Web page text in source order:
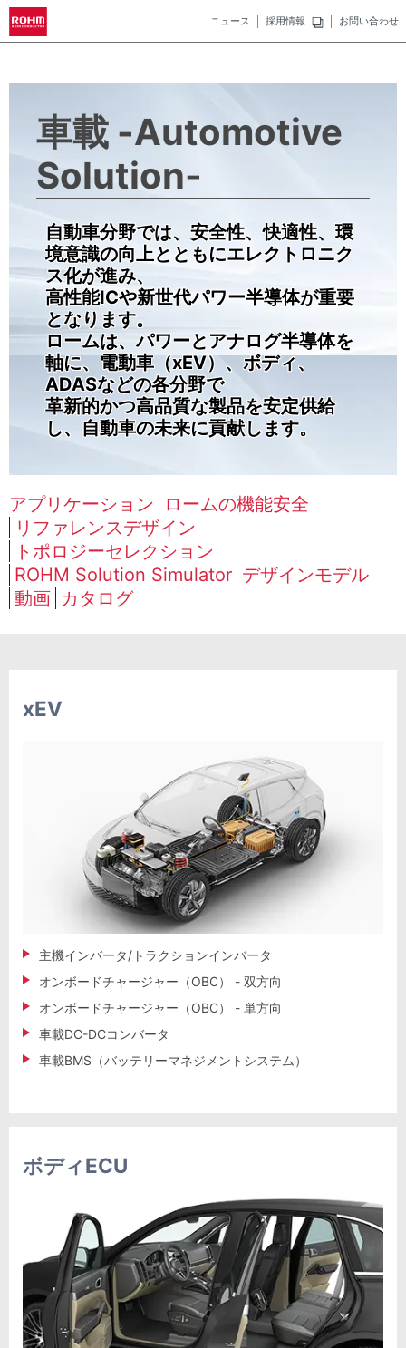
ニュース 採用情報 お問い合わせ
車載 -Automotive
Solution-
自動車分野では、安全性、快適性、環
境意識の向上とともにエレクトロニク
ス化が進み、
高性能ICや新世代パワー半導体が重要
となります。
ロームは、パワーとアナログ半導体を
軸に、電動車（xEV）、ボディ、
ADASなどの各分野で
革新的かつ高品質な製品を安定供給
し、自動車の未来に貢献します。
アプリケーション
ロームの機能安全
リファレンスデザイン
トポロジーセレクション
ROHM Solution Simulator デザインモデル
動画 カタログ
xEV
主機インバータ/トラクションインバータ
オンボードチャージャー（OBC） - 双方向
オンボードチャージャー（OBC） - 単方向
車載DC-DCコンバータ
車載BMS（バッテリーマネジメントシステム）
ボディECU